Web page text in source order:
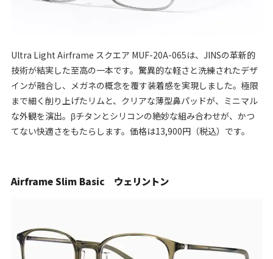
Ultra Light Airframe スクエア MUF-20A-065は、JINSの革新的
技術が結実した至高の一本です。驚異的な軽さと洗練されたデザ
インが融合し、メガネの概念を覆す装着感を実現しました。極限
まで細く削り上げたリムと、クリアな薄型鼻パッドが、ミニマル
な外観を演出。βチタンとシリコンの絶妙な組み合わせが、かつ
てない快適さをもたらします。価格は13,900円（税込）です。
Airframe Slim Basic ウェリントン